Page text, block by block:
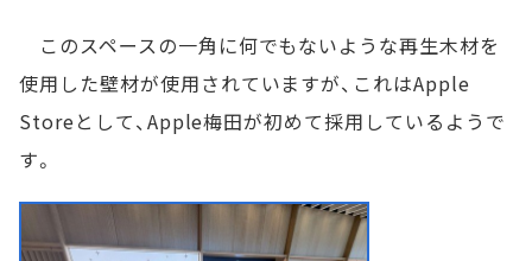
このスペースの一角に何でもないような再生木材を
使用した壁材が使用されていますが、これはApple
Storeとして、Apple梅田が初めて採用しているようで
す。